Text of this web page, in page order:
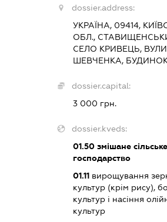
dossier.address:
УКРАЇНА, 09414,
ОБЛ.,
СЕЛО КРИВЕЦЬ,
ШЕВЧЕНКА,
dossier.capital:
3 000 грн.
dossier.kveds:
01.50 змішане сільське
господарство
01.11 вирощування
культур (крім рису),
культур і насіння
культур